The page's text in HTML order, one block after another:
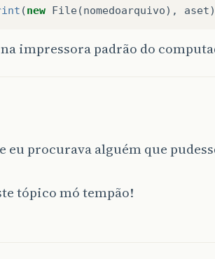
(new File(nomedoarquivo), aset
impressora padrão do
eu procurava alguém que
tópico mó tempão!